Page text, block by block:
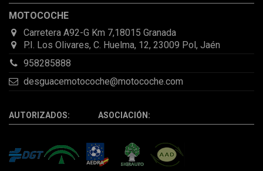
MOTOCOCHE
Carretera A92-G Km 7,18015 Granada
P.I. Los Olivares, C. Huelma, 12, 23009 Pol, Jaén
958285888
desguacemotocoche@motocoche.com
AUTORIZADOS: ASOCIACIÓN: